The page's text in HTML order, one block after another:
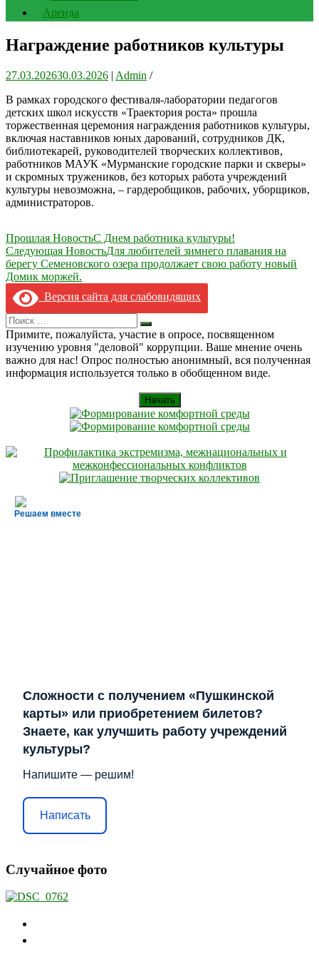
Аренда
Награждение работников культуры
27.03.202630.03.2026 | Admin /
В рамках городского фестиваля-лаборатории педагогов
детских школ искусств «Траектория роста» прошла
торжественная церемония награждения работников культуры,
включая наставников юных дарований, сотрудников ДК,
библиотекарей, руководителей творческих коллективов,
работников МАУК «Мурманские городские парки и скверы»
и скромных тружеников, без которых работа учреждений
культуры невозможна, – гардеробщиков, рабочих, уборщиков,
администраторов.
Навигация
по
записям
Прошлая НовостьС Днем работника культуры!
Следующая НовостьДля любителей зимнего плавания на
берегу Семеновского озера продолжает свою работу новый
Домик моржей.
Версия сайта для слабовидящих
Search
for:
Искать
Примите, пожалуйста, участие в опросе, посвященном
изучению уровня "деловой" коррупции. Ваше мнение очень
важно для нас! Опрос полностью анонимный, вся полученная
информация используется только в обобщенном виде.
Начать
Решаем вместе
Сложности с получением «Пушкинской
карты» или приобретением билетов?
Знаете, как улучшить работу учреждений
культуры?
Напишите — решим!
Написать
Случайное фото